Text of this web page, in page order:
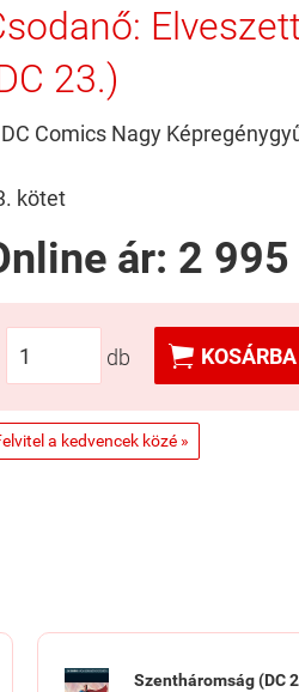
23.)
Comics Nagy
kötet
ár: 2 995
db 
a kedvencek közé »
Szentháromság (DC